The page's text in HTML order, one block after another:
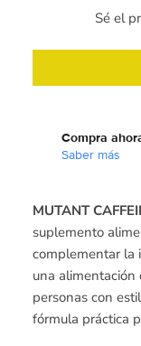
Sé el
Compra
Saber más
MUTANT
suplemento
complementar la
una alimentación
personas con
fórmula práctica